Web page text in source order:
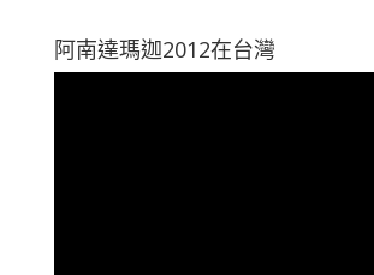
阿南達瑪迦2012在台灣